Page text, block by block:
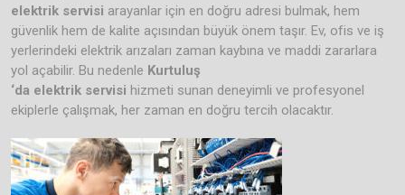
elektrik servisi arayanlar için en doğru adresi bulmak, hem
güvenlik hem de kalite açısından büyük önem taşır. Ev, ofis ve iş
yerlerindeki elektrik arızaları zaman kaybına ve maddi zararlara
yol açabilir. Bu nedenle Kurtuluş
‘da elektrik servisi hizmeti sunan deneyimli ve profesyonel
ekiplerle çalışmak, her zaman en doğru tercih olacaktır.